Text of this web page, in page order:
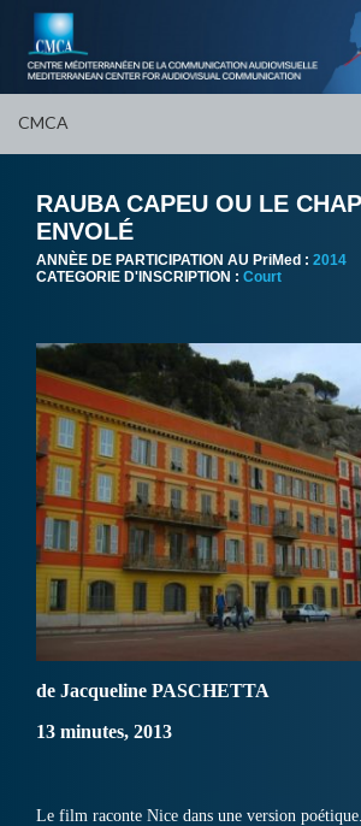
CMCA
RAUBA CAPEU OU LE
ENVOLÉ
ANNÈE DE PARTICIPATION AU PriMed : 2014
CATEGORIE D'INSCRIPTION : Court
de Jacqueline PASCHETTA
13 minutes, 2013
Le film raconte Nice dans une version